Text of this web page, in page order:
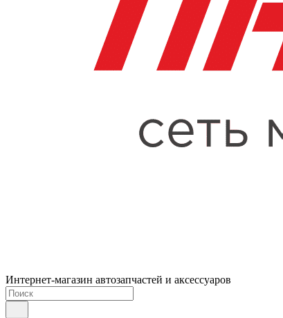
Интернет-магазин автозапчастей и аксессуаров